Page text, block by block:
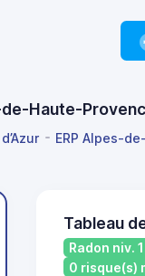
Haute-
ERP Alpes-
Tableau
Radon niv. 1
0 risque(s)